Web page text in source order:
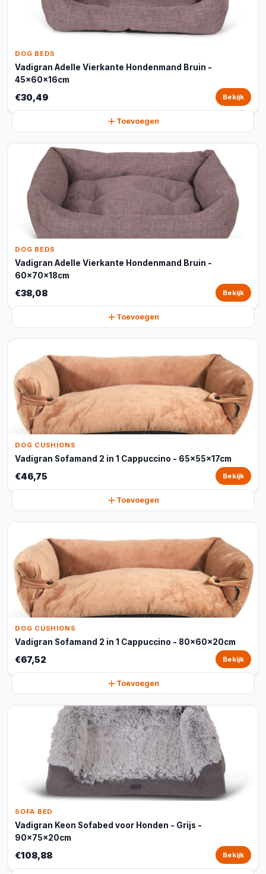
DOG BEDS
Vadigran Adelle Vierkante Hondenmand Bruin -
45x60x16cm
€30,49 Bekijk
Toevoegen
DOG BEDS
Vadigran Adelle Vierkante Hondenmand Bruin -
60x70x18cm
€38,08 Bekijk
Toevoegen
DOG CUSHIONS
Vadigran Sofamand 2 in 1 Cappuccino - 65x55x17cm
€46,75 Bekijk
Toevoegen
DOG CUSHIONS
Vadigran Sofamand 2 in 1 Cappuccino - 80x60x20cm
€67,52 Bekijk
Toevoegen
SOFA BED
Vadigran Keon Sofabed voor Honden - Grijs -
90x75x20cm
€108,88 Bekijk